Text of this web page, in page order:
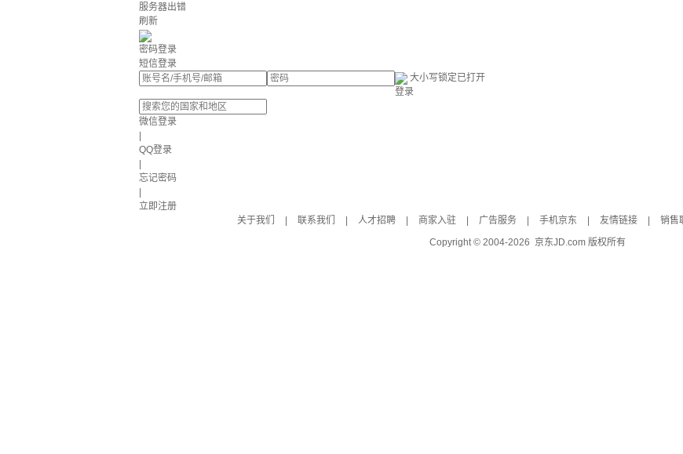
服务器出错
刷新
密码登录
短信登录
大小写锁定已打开
登录
微信登录
QQ登录
忘记密码
立即注册
关于我们
联系我们 人才招聘 商家入驻 广告服务 手机京东 友情链接 销售
Copyright © 2004-2026 京东JD.com 版权所有